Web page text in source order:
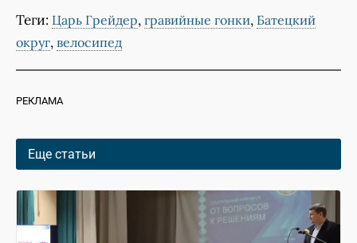
Теги: Царь Грейдер, гравийные гонки, Батецкий
округ, велосипед
РЕКЛАМА
Еще статьи